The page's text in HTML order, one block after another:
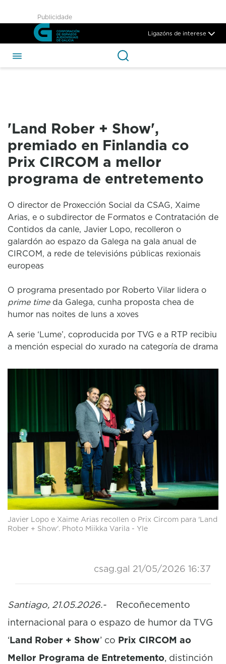
Skip to Main Content
&#39;Land Rober +
Publicidade
Ligazóns de interese
'Land Rober + Show',
premiado en Finlandia co
Prix CIRCOM a mellor
programa de entretemento
O director de Proxección Social da CSAG, Xaime
Arias, e o subdirector de Formatos e Contratación de
Contidos da canle, Javier Lopo, recolleron o
galardón ao espazo da Galega na gala anual de
CIRCOM, a rede de televisións públicas rexionais
europeas
O programa presentado por Roberto Vilar lidera o
prime timeda Galega, cunha proposta chea de
humor nas noites de luns a xoves
A serie ‘Lume’, coproducida por TVG e a RTP recibiu
a mención especial do xurado na categoría de drama
Javier Lopo e Xaime Arias recollen o Prix Circom para 'Land
Rober + Show'. Photo Miikka Varila - Yle
csag.gal 21/05/2026 16:37
Santiago, 21.05.2026.-
Recoñecemento
internacional para o espazo de humor da TVG
‘Land Rober + Show’ co Prix CIRCOM ao
Mellor Programa de Entretemento, distinción